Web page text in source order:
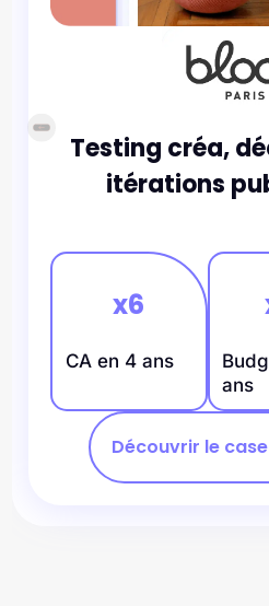
Testing créa,
itérations
x6
CA en 4 ans
ans
Découvrir le case